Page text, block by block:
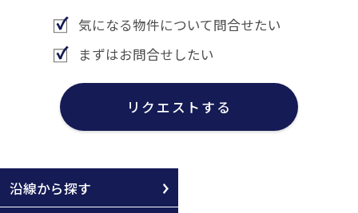
気になる物件について問合せたい
まずはお問合せしたい
リクエストする
沿線から探す